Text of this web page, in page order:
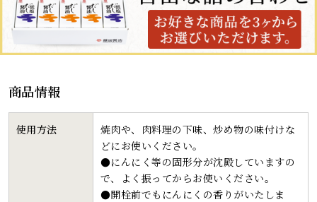
商品情報
使用方法
焼肉や、肉料理の下味、炒め物の味付けな
どにお使いください。
●にんにく等の固形分が沈殿していますの
で、よく振ってからお使いください。
●開栓前でもにんにくの香りがいたしま